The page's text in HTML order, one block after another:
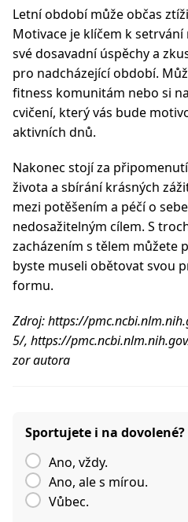
Letní období může občas
Motivace je klíčem k
své dosavadní úspěchy a
pro nadcházející období.
fitness komunitám nebo si
cvičení, který vás bude
aktivních dnů.
Nakonec stojí za
života a sbírání krásných
mezi potěšením a péčí o
nedosažitelným cílem. S
zacházením s tělem můžete
byste museli obětovat svou
formu.
Zdroj: https://
5/, https://
zor autora
Sportujete i na dovolené?
Ano, vždy.
Ano, ale s mírou.
Vůbec.